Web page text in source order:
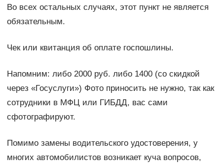
Во всех остальных случаях, этот пункт не является
обязательным.
Чек или квитанция об оплате госпошлины.
Напомним: либо 2000 руб. либо 1400 (со скидкой
через «Госуслуги») Фото приносить не нужно, так как
сотрудники в МФЦ или ГИБДД, вас сами
сфотографируют.
Помимо замены водительского удостоверения, у
многих автомобилистов возникает куча вопросов,